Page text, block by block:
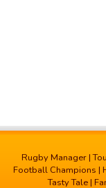
Rugby Manager |
Football Champions |
Tasty Tale |